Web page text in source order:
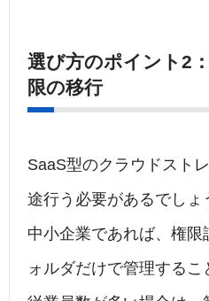
選び方のポイント2
限の移行
SaaS型のクラウドスト
途行う必要があるでしょ
中小企業であれば、権限
ォルダだけで管理するこ